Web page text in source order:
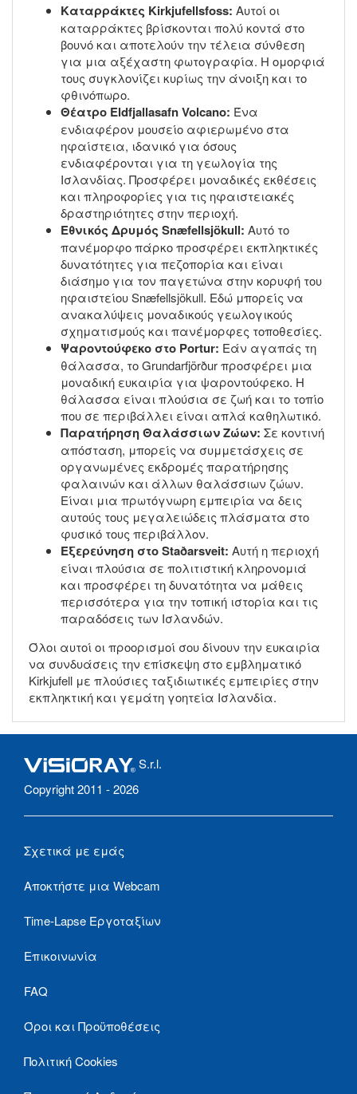
Καταρράκτες Kirkjufellsfoss: Αυτοί οι
καταρράκτες βρίσκονται πολύ κοντά στο
βουνό και αποτελούν την τέλεια σύνθεση
για μια αξέχαστη φωτογραφία. Η ομορφιά
τους συγκλονίζει κυρίως την άνοιξη και το
φθινόπωρο.
Θέατρο Eldfjallasafn Volcano: Ένα
ενδιαφέρον μουσείο αφιερωμένο στα
ηφαίστεια, ιδανικό για όσους
ενδιαφέρονται για τη γεωλογία της
Ισλανδίας. Προσφέρει μοναδικές εκθέσεις
και πληροφορίες για τις ηφαιστειακές
δραστηριότητες στην περιοχή.
Εθνικός Δρυμός Snæfellsjökull: Αυτό το
πανέμορφο πάρκο προσφέρει εκπληκτικές
δυνατότητες για πεζοπορία και είναι
διάσημο για τον παγετώνα στην κορυφή του
ηφαιστείου Snæfellsjökull. Εδώ μπορείς να
ανακαλύψεις μοναδικούς γεωλογικούς
σχηματισμούς και πανέμορφες τοποθεσίες.
Ψαροντούφεκο στο Portur: Εάν αγαπάς τη
θάλασσα, το Grundarfjörður προσφέρει μια
μοναδική ευκαιρία για ψαροντούφεκο. Η
θάλασσα είναι πλούσια σε ζωή και το τοπίο
που σε περιβάλλει είναι απλά καθηλωτικό.
Παρατήρηση Θαλάσσιων Ζώων: Σε κοντινή
απόσταση, μπορείς να συμμετάσχεις σε
οργανωμένες εκδρομές παρατήρησης
φαλαινών και άλλων θαλάσσιων ζώων.
Είναι μια πρωτόγνωρη εμπειρία να δεις
αυτούς τους μεγαλειώδεις πλάσματα στο
φυσικό τους περιβάλλον.
Εξερεύνηση στο Staðarsveit: Αυτή η περιοχή
είναι πλούσια σε πολιτιστική κληρονομιά
και προσφέρει τη δυνατότητα να μάθεις
περισσότερα για την τοπική ιστορία και τις
παραδόσεις των Ισλανδών.
Όλοι αυτοί οι προορισμοί σου δίνουν την ευκαιρία
να συνδυάσεις την επίσκεψη στο εμβληματικό
Kirkjufell με πλούσιες ταξιδιωτικές εμπειρίες στην
εκπληκτική και γεμάτη γοητεία Ισλανδία.
S.r.l.
Copyright 2011 - 2026
Σχετικά με εμάς
Αποκτήστε μια Webcam
Time-Lapse Εργοταξίων
Επικοινωνία
FAQ
Όροι και Προϋποθέσεις
Πολιτική Cookies